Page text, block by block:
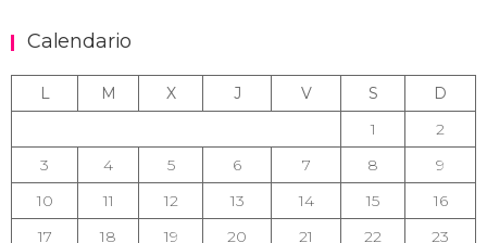
Calendario
L M X J V S
D
1
2
3
4 5 6 7 8
9
10
11 12 13 14 15
16
17
18 19 20 21 22
23